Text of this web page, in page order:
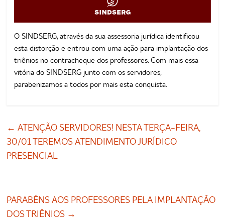
O SINDSERG, através da sua assessoria jurídica identificou
esta distorção e entrou com uma ação para implantação dos
triênios no contracheque dos professores. Com mais essa
vitória do SINDSERG junto com os servidores,
parabenizamos a todos por mais esta conquista.
← ATENÇÃO SERVIDORES! NESTA TERÇA-FEIRA,
30/01 TEREMOS ATENDIMENTO JURÍDICO
PRESENCIAL
PARABÉNS AOS PROFESSORES PELA IMPLANTAÇÃO
DOS TRIÊNIOS →